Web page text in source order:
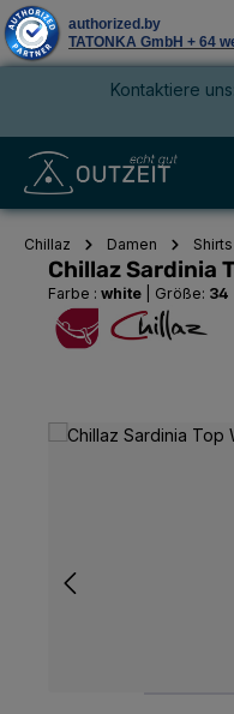
springenKontaktiere
Chillaz Damen Shirts
Chillaz Sardinia
Farbe : white Größe: 34
Bildergalerie